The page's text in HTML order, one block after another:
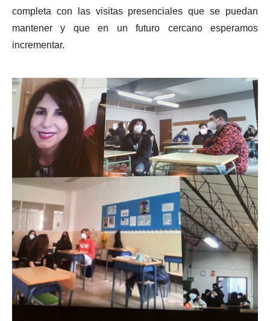
completa con las visitas presenciales que se puedan
mantener y que en un futuro cercano esperamos
incrementar.